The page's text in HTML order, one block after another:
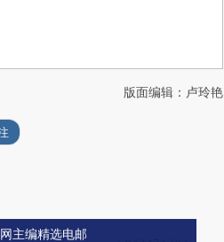
版面编辑：卢玲艳
主编精选电邮